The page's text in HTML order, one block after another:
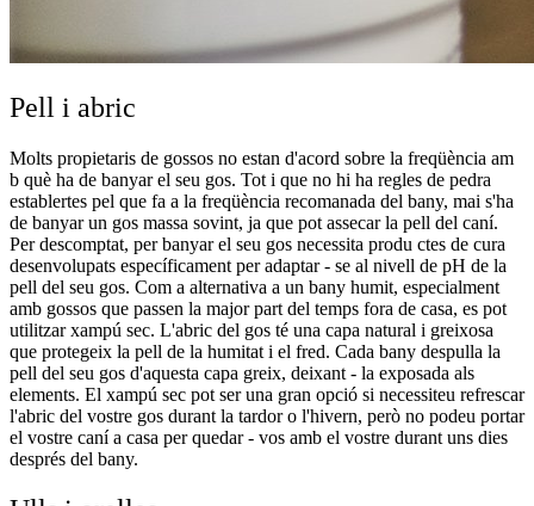
Pell i abric
Molts propietaris de gossos no estan d'acord sobre la freqüència am
b què ha de banyar el seu gos. Tot i que no hi ha regles de pedra
establertes pel que fa a la freqüència recomanada del bany, mai s'ha
de banyar un gos massa sovint, ja que pot assecar la pell del caní.
Per descomptat, per banyar el seu gos necessita produ ctes de cura
desenvolupats específicament per adaptar - se al nivell de pH de la
pell del seu gos. Com a alternativa a un bany humit, especialment
amb gossos que passen la major part del temps fora de casa, es pot
utilitzar xampú sec. L'abric del gos té una capa natural i greixosa
que protegeix la pell de la humitat i el fred. Cada bany despulla la
pell del seu gos d'aquesta capa greix, deixant - la exposada als
elements. El xampú sec pot ser una gran opció si necessiteu refrescar
l'abric del vostre gos durant la tardor o l'hivern, però no podeu portar
el vostre caní a casa per quedar - vos amb el vostre durant uns dies
després del bany.